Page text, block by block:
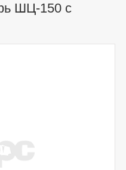
ШЦ-150 с